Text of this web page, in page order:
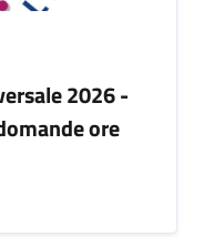
2026 -
ore